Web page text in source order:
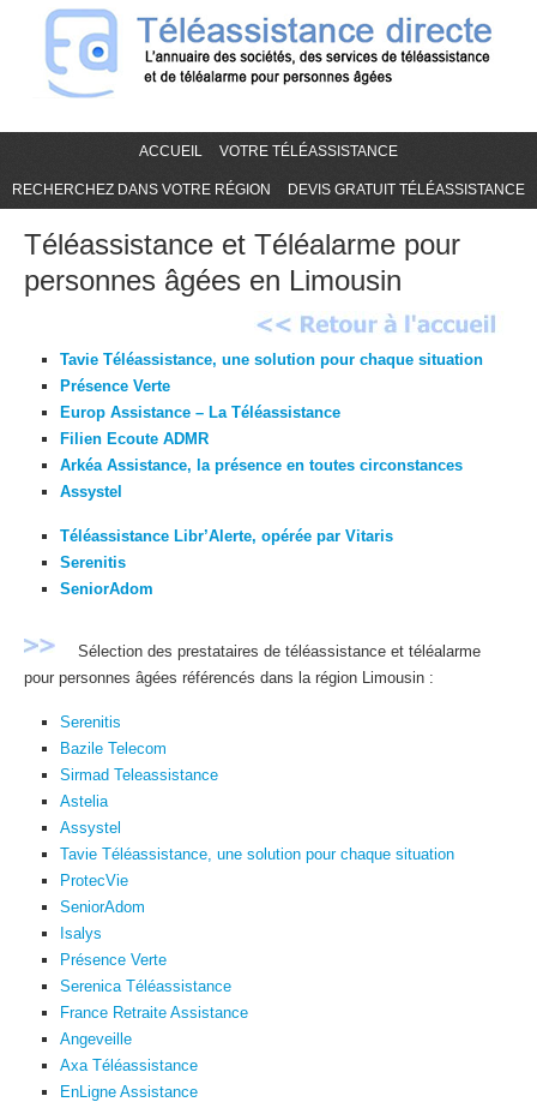
ACCUEIL VOTRE TÉLÉASSISTANCE
RECHERCHEZ DANS VOTRE RÉGION DEVIS GRATUIT TÉLÉASSISTANCE
Téléassistance et Téléalarme pour
personnes âgées en Limousin
Tavie Téléassistance, une solution pour chaque situation
Présence Verte
Europ Assistance – La Téléassistance
Filien Ecoute ADMR
Arkéa Assistance, la présence en toutes circonstances
Assystel
Téléassistance Libr’Alerte, opérée par Vitaris
Serenitis
SeniorAdom
Sélection des prestataires de téléassistance et téléalarme
pour personnes âgées référencés dans la région Limousin :
Serenitis
Bazile Telecom
Sirmad Teleassistance
Astelia
Assystel
Tavie Téléassistance, une solution pour chaque situation
ProtecVie
SeniorAdom
Isalys
Présence Verte
Serenica Téléassistance
France Retraite Assistance
Angeveille
Axa Téléassistance
EnLigne Assistance